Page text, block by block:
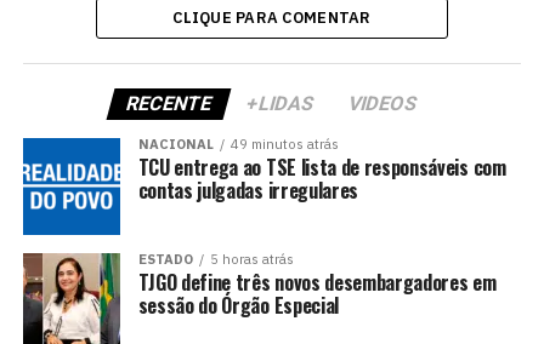
CLIQUE PARA COMENTAR
RECENTE +LIDAS VIDEOS
NACIONAL 49 minutos atrás
TCU entrega ao TSE lista de responsáveis com
contas julgadas irregulares
ESTADO 5 horas atrás
TJGO define três novos desembargadores em
sessão do Órgão Especial